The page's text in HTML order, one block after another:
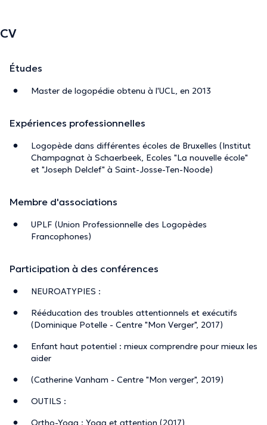
CV
Études
Master de logopédie obtenu à l'UCL, en 2013
Expériences professionnelles
Logopède dans différentes écoles de Bruxelles (Institut
Champagnat à Schaerbeek, Ecoles "La nouvelle école"
et "Joseph Delclef" à Saint-Josse-Ten-Noode)
Membre d'associations
UPLF (Union Professionnelle des Logopèdes
Francophones)
Participation à des conférences
NEUROATYPIES :
Rééducation des troubles attentionnels et exécutifs
(Dominique Potelle - Centre "Mon Verger", 2017)
Enfant haut potentiel : mieux comprendre pour mieux les
aider
(Catherine Vanham - Centre "Mon verger", 2019)
OUTILS :
Ortho-Yoga : Yoga et attention (2017)